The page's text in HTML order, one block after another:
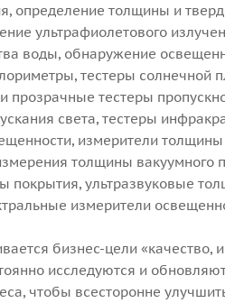
определение толщины и
ультрафиолетового
воды, обнаружение
тестеры солнечной
прозрачные тестеры
света, тестеры
измерители толщины
толщины вакуумного
покрытия, ультразвуковые
измерители
бизнес-цели «качество,
исследуются и
чтобы всесторонне